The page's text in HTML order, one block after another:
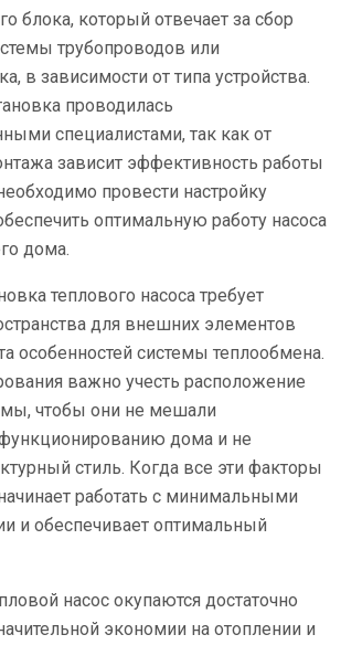
блока, который отвечает за сбор
трубопроводов или
в зависимости от типа устройства.
проводилась
специалистами, так как от
зависит эффективность работы
провести настройку
оптимальную работу насоса
дома.
теплового насоса требует
для внешних элементов
особенностей системы теплообмена.
важно учесть расположение
чтобы они не мешали
дома и не
стиль. Когда все эти факторы
работать с минимальными
и обеспечивает оптимальный
насос окупаются достаточно
экономии на отоплении и